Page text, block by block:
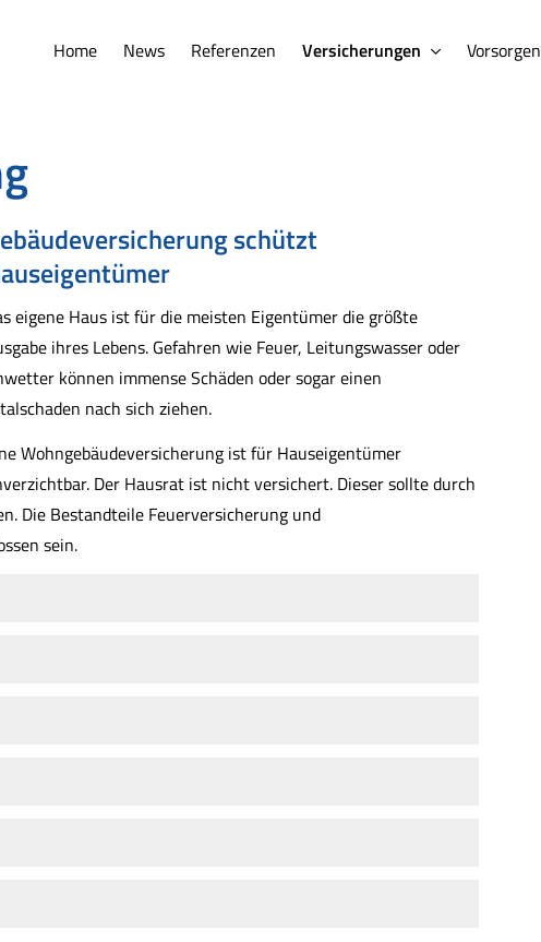
Home News Referenzen Versicherungen Vorsorgen
schützt
eigene Haus ist für die meisten Eigentümer die größte
ihres Lebens. Gefahren wie Feuer, Leitungswasser oder
können immense Schäden oder sogar einen
nach sich ziehen.
Wohngebäudeversicherung ist für Hauseigentümer
Der Hausrat ist nicht versichert. Dieser sollte durch
Die Bestandteile Feuerversicherung und
sein.